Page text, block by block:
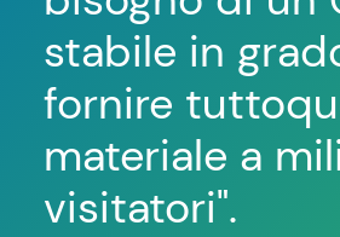
stabile in
fornire tutto
materiale a
visitatori".